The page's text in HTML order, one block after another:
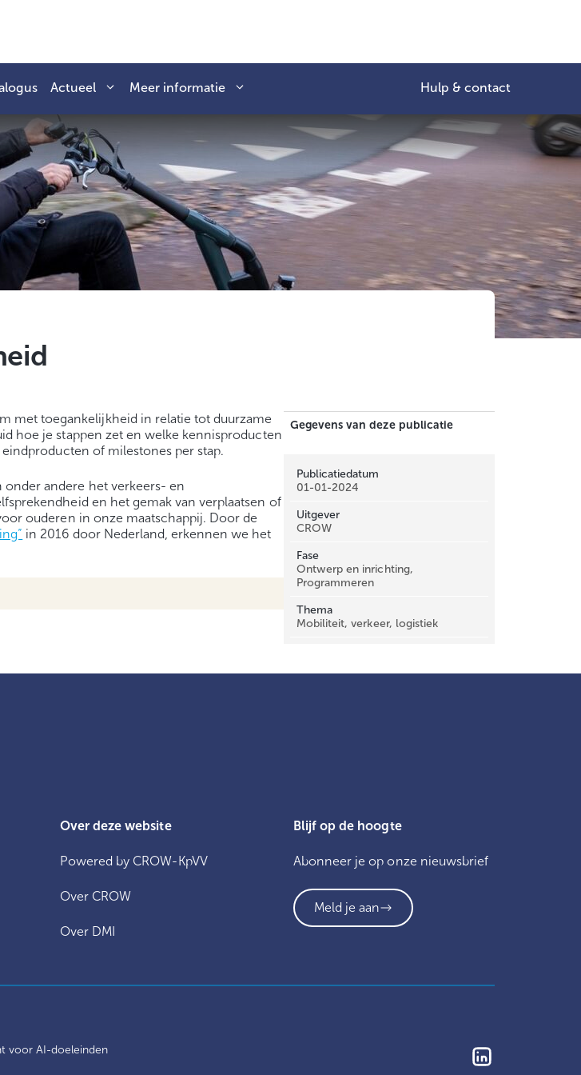
Actueel Meer informatie Hulp & contact
met toegankelijkheid in relatie tot duurzame
hoe je stappen zet en welke kennisproducten
of milestones per stap.
andere het verkeers- en
en het gemak van verplaatsen of
ouderen in onze maatschappij. Door de
in 2016 door Nederland, erkennen we het
Gegevens van deze publicatie
Publicatiedatum
01-01-2024
Uitgever
CROW
Fase
Ontwerp en inrichting,
Programmeren
Thema
Mobiliteit, verkeer, logistiek
Over deze website
Powered by CROW-KpVV
Over CROW
Over DMI
Blijf op de hoogte
Abonneer je op onze nieuwsbrief
Meld je aan
voor AI-doeleinden